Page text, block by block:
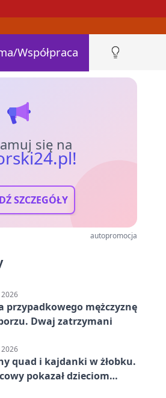
Współpraca
się na
SZCZEGÓŁY
autopromocja
przypadkowego mężczyznę
Dwaj zatrzymani
quad i kajdanki w żłobku.
pokazał dzieciom